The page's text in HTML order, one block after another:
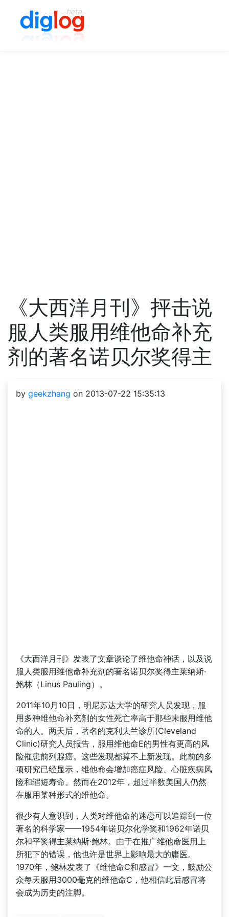
《大西洋月刊》抨击说
服人类服用维他命补充
剂的著名诺贝尔奖得主
by geekzhang on 2013-07-22 15:35:13
《大西洋月刊》发表了文章谈论了维他命神话，以及说
服人类服用维他命补充剂的著名诺贝尔奖得主莱纳斯·
鲍林（Linus Pauling）。
2011年10月10日，明尼苏达大学的研究人员发现，服
用多种维他命补充剂的女性死亡率高于那些未服用维他
命的人。两天后，著名的克利夫兰诊所(Cleveland
Clinic)研究人员报告，服用维他命E的男性有更高的风
险罹患前列腺癌。这些发现都算不上新发现。此前的多
项研究已经显示，维他命会增加癌症风险、心脏疾病风
险和缩短寿命。然而在2012年，超过半数美国人仍然
在服用某种形式的维他命。
很少有人意识到，人类对维他命的迷恋可以追踪到一位
著名的科学家——1954年诺贝尔化学奖和1962年诺贝
尔和平奖得主莱纳斯·鲍林。由于在推广维他命医用上
所犯下的错误，他也许是世界上影响最大的庸医。
1970年，鲍林发表了《维他命C和感冒》一文，鼓励公
众每天服用3000毫克的维他命C，他相信此后感冒将
会成为历史的注脚。